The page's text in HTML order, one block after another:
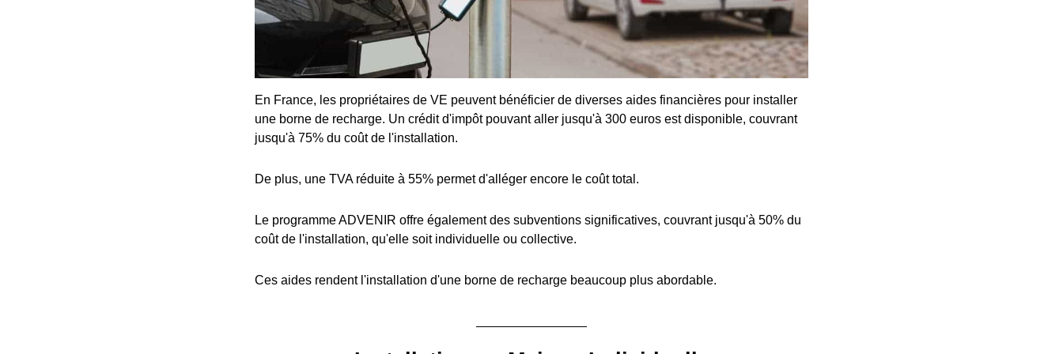
En France, les propriétaires de VE peuvent bénéficier de diverses aides financières pour installer
une borne de recharge. Un crédit d'impôt pouvant aller jusqu'à 300 euros est disponible, couvrant
jusqu'à 75% du coût de l'installation.
De plus, une TVA réduite à 55% permet d'alléger encore le coût total.
Le programme ADVENIR offre également des subventions significatives, couvrant jusqu'à 50% du
coût de l'installation, qu'elle soit individuelle ou collective.
Ces aides rendent l'installation d'une borne de recharge beaucoup plus abordable.